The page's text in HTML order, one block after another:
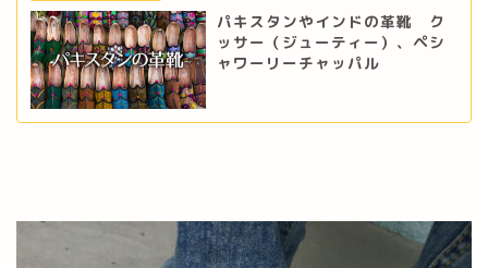
パキスタンやインドの革靴 ク
ッサー（ジューティー）、ペシ
ャワーリーチャッパル